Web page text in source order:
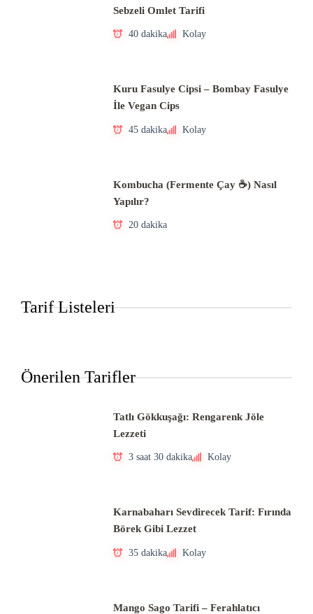
Sebzeli Omlet Tarifi
40 dakika Kolay
Kuru Fasulye Cipsi – Bombay Fasulye
İle Vegan Cips
45 dakika Kolay
Kombucha (Fermente Çay ☕) Nasıl
Yapılır?
20 dakika
Tarif Listeleri
Önerilen Tarifler
Tatlı Gökkuşağı: Rengarenk Jöle
Lezzeti
3 saat 30 dakika Kolay
Karnabaharı Sevdirecek Tarif: Fırında
Börek Gibi Lezzet
35 dakika Kolay
Mango Sago Tarifi – Ferahlatıcı